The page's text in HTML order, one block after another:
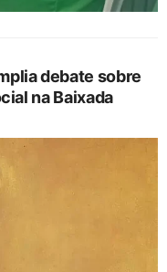
debate sobre
na Baixada